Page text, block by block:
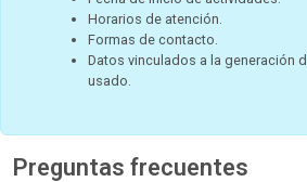
Horarios de atención.
Formas de contacto.
Datos vinculados a la generación
usado.
Preguntas frecuentes